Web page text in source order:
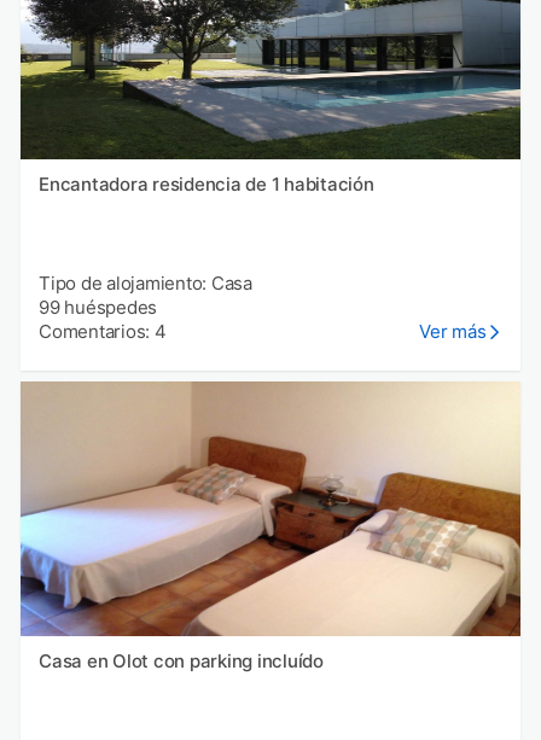
Encantadora residencia de 1 habitación
Tipo de alojamiento: Casa
99 huéspedes
Comentarios: 4
Ver más
Casa en Olot con parking incluído